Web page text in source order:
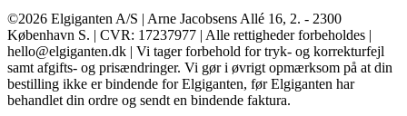
©2026 Elgiganten A/S | Arne Jacobsens Allé 16, 2. - 2300
København S. | CVR: 17237977 | Alle rettigheder forbeholdes |
hello@elgiganten.dk | Vi tager forbehold for tryk- og korrekturfejl
samt afgifts- og prisændringer. Vi gør i øvrigt opmærksom på at din
bestilling ikke er bindende for Elgiganten, før Elgiganten har
behandlet din ordre og sendt en bindende faktura.